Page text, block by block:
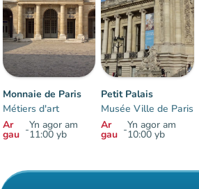
Monnaie de Paris
Métiers d'art
Ar
gau -Yn agor am
11:00 yb
Petit Palais
Musée Ville de Paris
Ar
gau -Yn agor am
10:00 yb